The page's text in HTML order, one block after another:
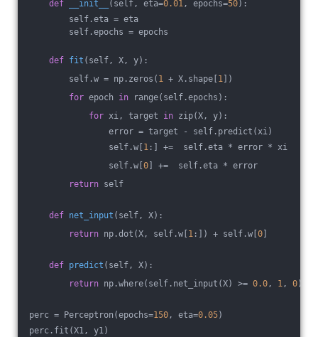
def
__init__ (self, eta=0.01, epochs=50) :
self.eta = eta
self.epochs = epochs
def fit (self, X, y) :
self.w = np.zeros( 1 + X.shape[ 1 ])
for epoch in range(self.epochs):
for xi, target in zip(X, y):
error = target - self.predict(xi)
self.w[ 1 :] +=  self.eta * error * xi
self.w[ 0 ] +=  self.eta * error
return self
def net_input (self, X) :
return np.dot(X, self.w[ 1 :]) + self.w[ 0
def predict (self, X) :
return np.where(self.net_input(X) >= 0.0, 1, 0)
perc = Perceptron(epochs=150, eta=0.05)
perc.fit(X1, y1)